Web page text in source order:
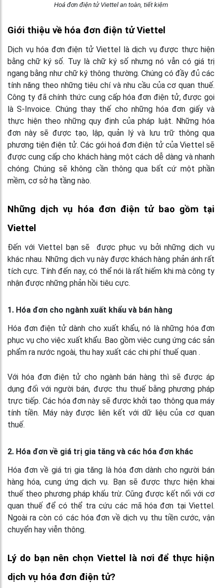
Hoá đơn điện tử Viettel an toàn, tiết kiệm
Giới thiệu về hóa đơn điện tử Viettel
Dịch vụ hóa đơn điện tử Viettel là dịch vụ được thực hiện
bằng chữ ký số. Tuy là chữ ký số nhưng nó vẫn có giá trị
ngang bằng như chữ ký thông thường. Chúng có đầy đủ các
tính năng theo những tiêu chí và nhu cầu của cơ quan thuế.
Công ty đã chính thức cung cấp hóa đơn điện tử, được gọi
là S-Invoice. Chúng thay thế cho những hóa đơn giấy và
thực hiện theo những quy định của pháp luật. Những hóa
đơn này sẽ được tạo, lập, quản lý và lưu trữ thông qua
phương tiện điện tử. Các gói hoá đơn điện tử của Viettel sẽ
được cung cấp cho khách hàng một cách dễ dàng và nhanh
chóng. Chúng sẽ không cần thông qua bất cứ một phần
mềm, cơ sở hạ tầng nào.
Những dịch vụ hóa đơn điện tử bao gồm tại
Viettel
Đến với Viettel bạn sẽ được phục vụ bởi những dịch vụ
khác nhau. Những dịch vụ này được khách hàng phản ánh rất
tích cực. Tính đến nay, có thể nói là rất hiếm khi mà công ty
nhận được những phản hồi tiêu cực.
1. Hóa đơn cho ngành xuất khẩu và bán hàng
Hóa đơn điện tử dành cho xuất khẩu, nó là những hóa đơn
phục vụ cho việc xuất khẩu. Bao gồm việc cung ứng các sản
phẩm ra nước ngoài, thu hay xuất các chi phí thuế quan .
Với hóa đơn điện tử cho ngành bán hàng thì sẽ được áp
dụng đối với người bán, được thu thuế bằng phương pháp
trực tiếp. Các hóa đơn này sẽ được khởi tạo thông qua máy
tính tiền. Máy này được liên kết với dữ liệu của cơ quan
thuế.
2. Hóa đơn về giá trị gia tăng và các hóa đơn khác
Hóa đơn về giá trị gia tăng là hóa đơn dành cho người bán
hàng hóa, cung ứng dịch vụ. Bạn sẽ được thực hiện khai
thuế theo phương pháp khấu trừ. Cũng được kết nối với cơ
quan thuế để có thể tra cứu các mã hóa đơn tại Viettel.
Ngoài ra còn có các hóa đơn về dịch vụ thu tiền cước, vận
chuyển hay viễn thông.
Lý do bạn nên chọn Viettel là nơi để thực hiện
dịch vụ hóa đơn điện tử?